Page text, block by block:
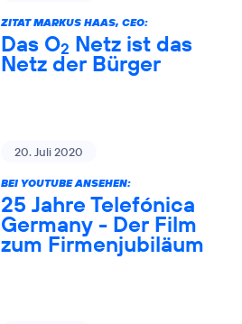
ZITAT MARKUS HAAS, CEO:
Das O2 Netz ist das
Netz der Bürger
20. Juli 2020
BEI YOUTUBE ANSEHEN:
25 Jahre Telefónica
Germany - Der Film
zum Firmenjubiläum